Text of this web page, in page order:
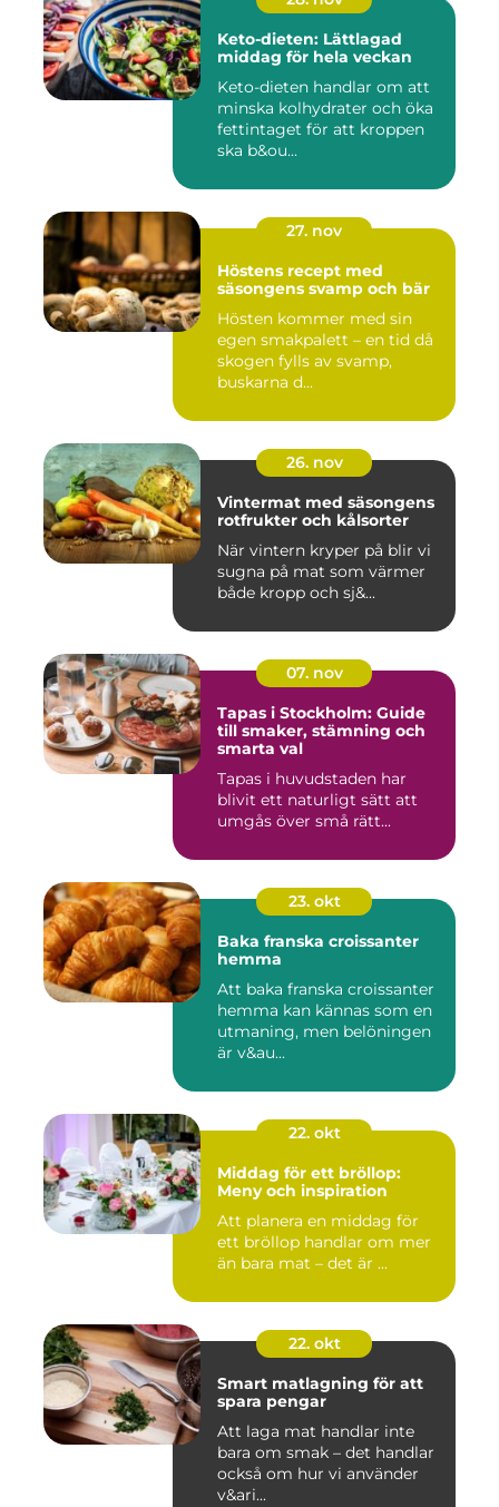
Keto-dieten: Lättlagad
middag för hela veckan
Keto-dieten handlar om att
minska kolhydrater och öka
fettintaget för att kroppen
ska b&ou...
27. nov
Höstens recept med
säsongens svamp och bär
Hösten kommer med sin
egen smakpalett – en tid då
skogen fylls av svamp,
buskarna d...
26. nov
Vintermat med säsongens
rotfrukter och kålsorter
När vintern kryper på blir vi
sugna på mat som värmer
både kropp och sj&...
07. nov
Tapas i Stockholm: Guide
till smaker, stämning och
smarta val
Tapas i huvudstaden har
blivit ett naturligt sätt att
umgås över små rätt...
23. okt
Baka franska croissanter
hemma
Att baka franska croissanter
hemma kan kännas som en
utmaning, men belöningen
är v&au...
22. okt
Middag för ett bröllop:
Meny och inspiration
Att planera en middag för
ett bröllop handlar om mer
än bara mat – det är ...
22. okt
Smart matlagning för att
spara pengar
Att laga mat handlar inte
bara om smak – det handlar
också om hur vi använder
v&ari...